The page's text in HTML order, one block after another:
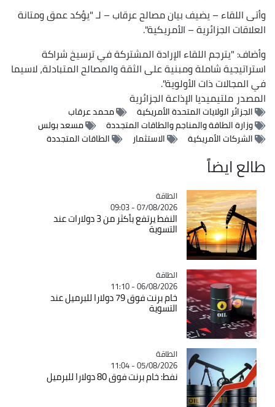
وأتى اللقاء – يضيف بيان مصالح عرقاب – لـ "يؤكد عمق ومتانة
العلاقات الجزائرية – الأمريكية".
وأضاف: "يترجم اللقاء الإرادة المشتركة في ترسيخ شراكة
استراتيجية شاملة ومبنية على الثقة والمصالح المتبادلة، لاسيما
في المجالات ذات الأولوية".
المصدرملتيميديا الإذاعة الجزائرية
الجزائر الولايات المتحدة الأمريكية
محمد عرقاب
وزارة الطاقة والمناجم والطاقات المتجددة
مسعد بولس
الشركات الأمريكية
الاستثمار الطاقات المتجددة
طالع ايضاً
Catégorie
الطاقة
07/08/2026 - 09:03
النفط يرتفع بأكثر من 3 دولارات عند
التسوية
Catégorie
الطاقة
06/08/2026 - 11:10
خام برنت فوق 79 دولارا للبرميل عند
التسوية
Catégorie
الطاقة
05/08/2026 - 11:04
نفط: خام برنت فوق 80 دولارا للبرميل